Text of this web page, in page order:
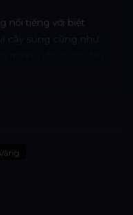
nổi tiếng với biệt
cây súng cũng như
nhận được lời nhắn